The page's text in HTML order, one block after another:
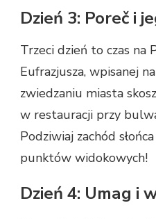
Dzień 3: Poreč i
Trzeci dzień to czas na
Eufrazjusza, wpisanej
zwiedzaniu miasta
w restauracji przy
Podziwiaj zachód
punktów widokowych!
Dzień 4: Umag i